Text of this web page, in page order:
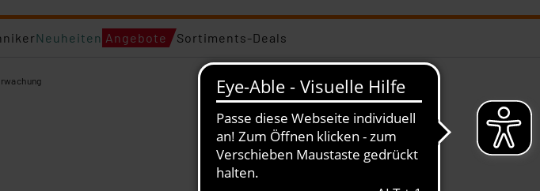
Neuheiten Angebote Sortiments-Deals